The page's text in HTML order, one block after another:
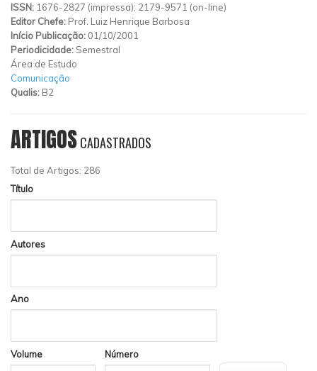
ISSN: 1676-2827 (impressa); 2179-9571 (on-line)
Editor Chefe: Prof. Luiz Henrique Barbosa
Início Publicação: 01/10/2001
Periodicidade: Semestral
Área de Estudo
Comunicação
Qualis: B2
ARTIGOSCADASTRADOS
Total de Artigos: 286
Título
Autores
Ano
Volume Número